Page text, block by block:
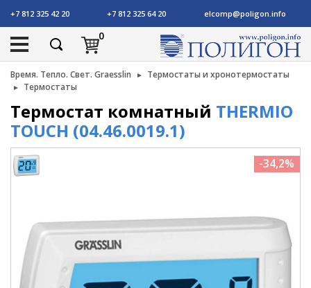
+7 812 325 42 20 +7 812 325 64 20 elcomp@poligon.info
0
Время. Тепло. Свет. Graesslin
Термостаты и хронотермостаты
Термостаты
Термостат комнатный THERMIO
TOUCH (04.46.0019.1)
-34,2%